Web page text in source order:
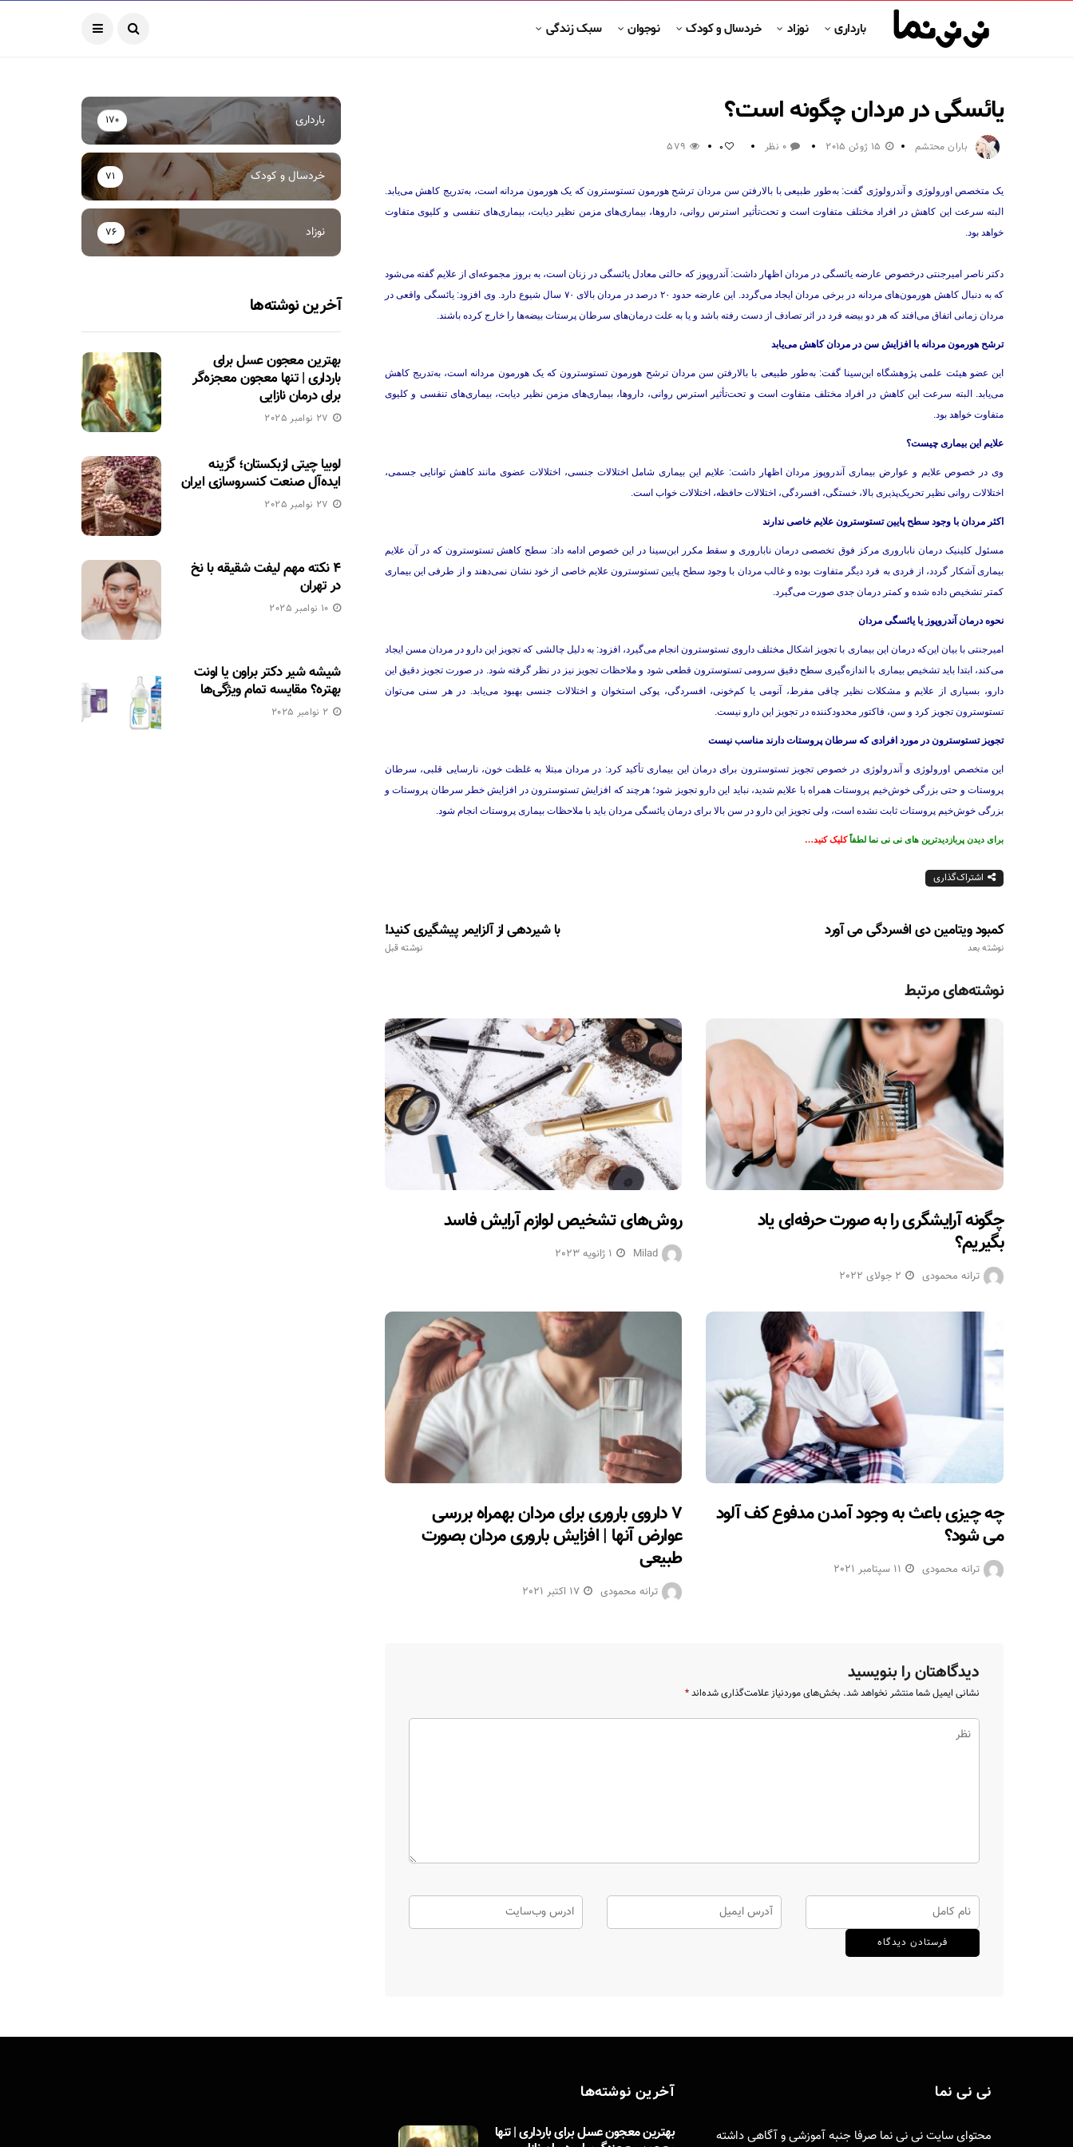
بارداری نوزاد خردسال و کودک نوجوان سبک زندگی
یائسگی در مردان چگونه است؟
باران محتشم 15 ژوئن 2015 0 نظر 0
579
یک متخصص اورولوژی و آندرولوژی گفت: به‌طور طبیعی با بالارفتن سن مردان ترشح هورمون تستوسترون که یک هورمون مردانه است، به‌تدریج کاهش می‌یابد.
البته سرعت این کاهش در افراد مختلف متفاوت است و تحت‌تأثیر استرس روانی، داروها، بیماری‌های مزمن نظیر دیابت، بیماری‌های تنفسی و کلیوی متفاوت
خواهد بود.
دکتر ناصر امیرجنتی درخصوص عارضه یائسگی در مردان اظهار داشت: آندروپوز که حالتی معادل یائسگی در زنان است، به بروز مجموعه‌ای از علایم گفته می‌شود
که به دنبال کاهش هورمون‌های مردانه در برخی مردان ایجاد می‌گردد. این عارضه حدود ۲۰ درصد در مردان بالای ۷۰ سال شیوع دارد. وی افزود: یائسگی واقعی در
مردان زمانی اتفاق می‌افتد که هر دو بیضه فرد در اثر تصادف از دست رفته باشد و یا به علت درمان‌های سرطان پرستات بیضه‌ها را خارج کرده باشند.
ترشح هورمون مردانه با افزایش سن در مردان کاهش می‌یابد
این عضو هیئت علمی ‌پژوهشگاه ابن‌سینا گفت: به‌طور طبیعی با بالارفتن سن مردان ترشح هورمون تستوسترون که یک هورمون مردانه است، به‌تدریج کاهش
می‌یابد. البته سرعت این کاهش در افراد مختلف متفاوت است و تحت‌تأثیر استرس روانی، داروها، بیماری‌های مزمن نظیر دیابت، بیماری‌های تنفسی و کلیوی
متفاوت خواهد بود.
علایم این بیماری چیست؟
وی در خصوص علایم و عوارض بیماری آندروپوز مردان اظهار داشت: علایم این بیماری شامل اختلالات جنسی، اختلالات عضوی مانند کاهش توانایی جسمی،
اختلالات روانی نظیر تحریک‌پذیری بالا، خستگی، افسردگی، اختلالات حافظه، اختلالات خواب است.
اکثر مردان با وجود سطح پایین تستوسترون علایم خاصی ندارند
مسئول کلینیک درمان ناباروری مرکز فوق تخصصی درمان ناباروری و سقط مکرر ابن‌سینا در این خصوص ادامه داد: سطح کاهش تستوسترون که در آن علایم
بیماری آشکار ‌گردد، از فردی به فرد دیگر متفاوت بوده و غالب مردان با وجود سطح پایین تستوسترون علایم خاصی از خود نشان نمی‌دهند و از طرفی این بیماری
کمتر تشخیص داده شده و کمتر درمان جدی صورت می‌گیرد.
نحوه درمان آندروپوز یا یائسگی مردان
امیرجنتی با بیان این‌که درمان این بیماری با تجویز اشکال مختلف داروی تستوسترون انجام می‌گیرد، افزود: به دلیل چالشی که تجویز این دارو در مردان مسن ایجاد
می‌کند، ابتدا باید تشخیص بیماری با اندازه‌گیری سطح دقیق سرومی تستوسترون قطعی شود و ملاحظات تجویز نیز در نظر گرفته شود. در صورت تجویز دقیق این
دارو، بسیاری از علایم و مشکلات نظیر چاقی مفرط، آنومی یا کم‌خونی، افسردگی، پوکی استخوان و اختلالات جنسی بهبود می‌یابد. در هر سنی می‌توان
تستوسترون تجویز کرد و سن، فاکتور محدودکننده در تجویز این دارو نیست.
تجویز تستوسترون در مورد افرادی که سرطان پروستات دارند مناسب نیست
این متخصص اورولوژی و آندرولوژی در خصوص تجویز تستوسترون برای درمان این بیماری تأکید کرد: در مردان مبتلا به غلظت خون، نارسایی قلبی، سرطان
پروستات و حتی بزرگی خوش‌خیم پروستات همراه با علایم شدید، نباید این دارو تجویز شود؛ هرچند که افزایش تستوسترون در افزایش خطر سرطان پروستات و
بزرگی خوش‌خیم پروستات ثابت نشده است، ولی تجویز این دارو در سن بالا برای درمان یائسگی مردان باید با ملاحظات بیماری پروستات انجام شود.
برای دیدن پربازدیدترین های نی نی نما لطفاًکلیک کنید…
اشتراک‌گذاری
با شیردهی از آلزایمر پیشگیری کنید!
نوشته قبل
کمبود ویتامین دی افسردگی می آورد
نوشته بعد
نوشته‌های مرتبط
روش‌های تشخیص لوازم آرایش فاسد
Milad 1 ژانویه 2023
چگونه آرایشگری را به صورت حرفه‌ای یاد
بگیریم؟
ترانه محمودی 2 جولای 2022
۷ داروی باروری برای مردان بهمراه بررسی
عوارض آنها | افزایش باروری مردان بصورت
طبیعی
ترانه محمودی 17 اکتبر 2021
چه چیزی باعث به وجود آمدن مدفوع کف آلود
می شود؟
ترانه محمودی 11 سپتامبر 2021
دیدگاهتان را بنویسید
نشانی ایمیل شما منتشر نخواهد شد. بخش‌های موردنیاز علامت‌گذاری شده‌اند*
بارداری 170
خردسال و کودک 71
نوزاد 76
آخرین نوشته‌ها
بهترین معجون عسل برای
بارداری | تنها معجون معجزه‌گر
برای درمان نازایی
27 نوامبر 2025
لوبیا چیتی ازبکستان؛ گزینه
ایده‌آل صنعت کنسروسازی ایران
27 نوامبر 2025
۴ نکته مهم لیفت شقیقه با نخ
در تهران
10 نوامبر 2025
شیشه شیر دکتر براون یا اونت
بهتره؟ مقایسه تمام ویژگی‌ها
2 نوامبر 2025
نی نی نما
محتوای سایت نی نی نما صرفا جنبه آموزشی و آگاهی داشته
آخرین نوشته‌ها
بهترین معجون عسل برای بارداری | تنها